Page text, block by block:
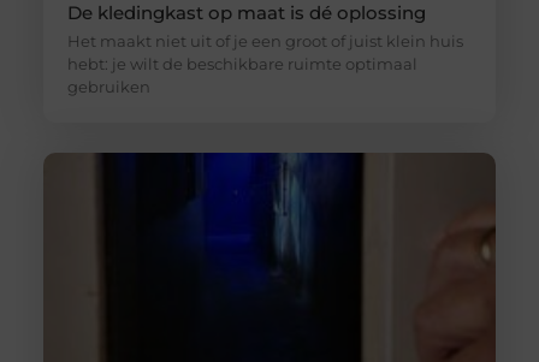
De kledingkast op maat is dé oplossing
Het maakt niet uit of je een groot of juist klein huis
hebt: je wilt de beschikbare ruimte optimaal
gebruiken